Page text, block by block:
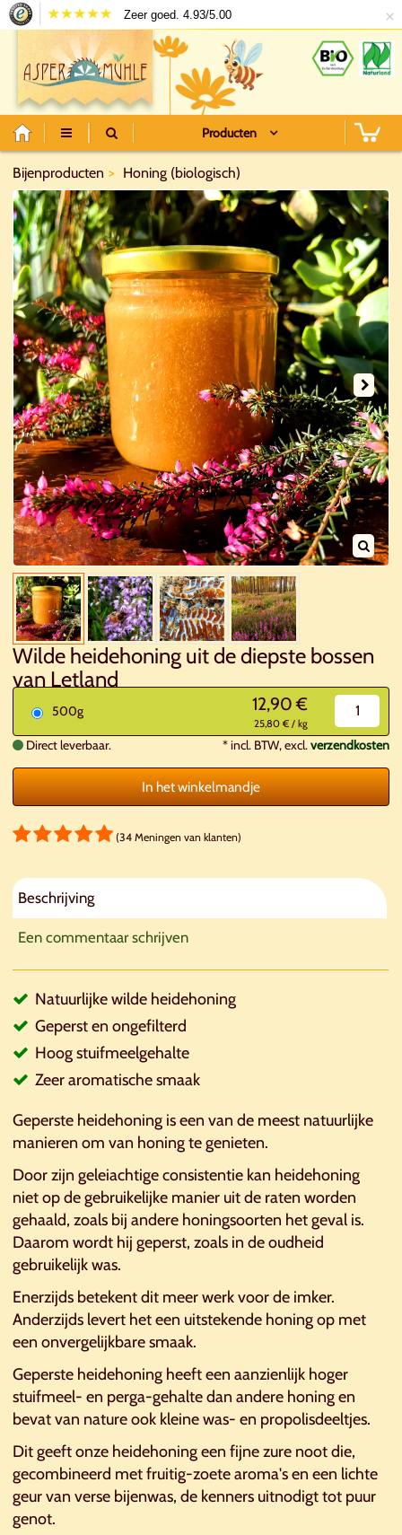
Zeer goed. 4.93/5.00 ×
Producten
Bijenproducten Honing (biologisch)
Wilde heidehoning uit de diepste bossen
van Letland
500g 12,90 €
25,80 € / kg
Direct leverbaar. *incl. BTW, excl.verzendkosten
In het winkelmandje
(34 Meningen van klanten)
Beschrijving
Een commentaar schrijven
Natuurlijke wilde heidehoning
Geperst en ongefilterd
Hoog stuifmeelgehalte
Zeer aromatische smaak
Geperste heidehoning is een van de meest natuurlijke
manieren om van honing te genieten.
Door zijn geleiachtige consistentie kan heidehoning
niet op de gebruikelijke manier uit de raten worden
gehaald, zoals bij andere honingsoorten het geval is.
Daarom wordt hij geperst, zoals in de oudheid
gebruikelijk was.
Enerzijds betekent dit meer werk voor de imker.
Anderzijds levert het een uitstekende honing op met
een onvergelijkbare smaak.
Geperste heidehoning heeft een aanzienlijk hoger
stuifmeel- en perga-gehalte dan andere honing en
bevat van nature ook kleine was- en propolisdeeltjes.
Dit geeft onze heidehoning een fijne zure noot die,
gecombineerd met fruitig-zoete aroma's en een lichte
geur van verse bijenwas, de kenners uitnodigt tot puur
genot.